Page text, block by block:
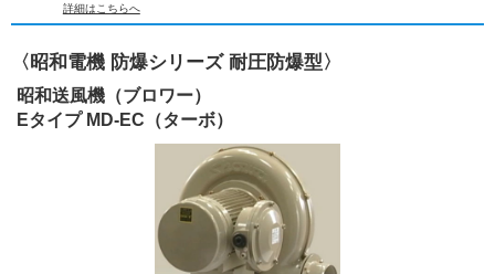
詳細はこちらへ
〈昭和電機 防爆シリーズ 耐圧防爆型〉
昭和送風機（ブロワー）
Eタイプ MD-EC（ターボ）